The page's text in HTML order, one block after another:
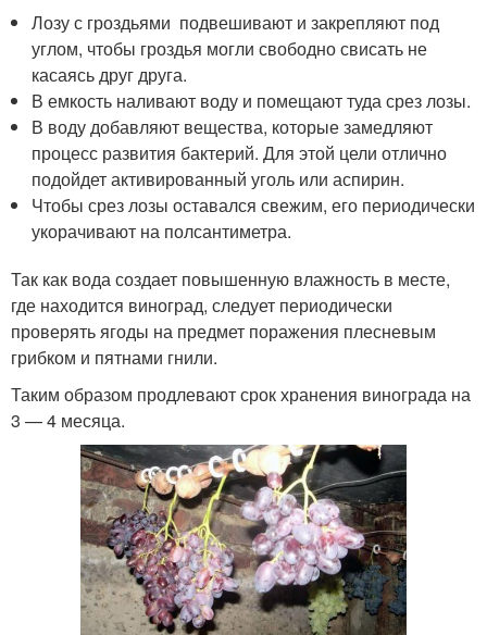
Лозу с гроздьями подвешивают и закрепляют под
углом, чтобы гроздья могли свободно свисать не
касаясь друг друга.
В емкость наливают воду и помещают туда срез лозы.
В воду добавляют вещества, которые замедляют
процесс развития бактерий. Для этой цели отлично
подойдет активированный уголь или аспирин.
Чтобы срез лозы оставался свежим, его периодически
укорачивают на полсантиметра.
Так как вода создает повышенную влажность в месте,
где находится виноград, следует периодически
проверять ягоды на предмет поражения плесневым
грибком и пятнами гнили.
Таким образом продлевают срок хранения винограда на
3 — 4 месяца.